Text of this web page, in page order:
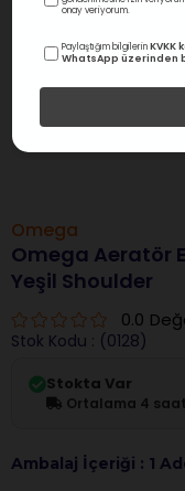
Omega
Omega Aeratör
Yeşil Shoulder
0.0
Stok Kodu (0128)
Stokta Var
Ortalama 4
Ambalaj İçeriği : 1
onay veriyorum.
Paylaştığım bilgilerinKVKK
WhatsApp üzerinden